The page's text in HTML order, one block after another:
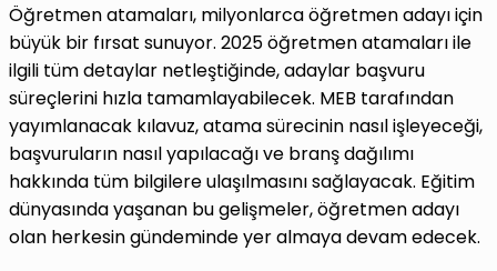
Öğretmen atamaları, milyonlarca öğretmen adayı için
büyük bir fırsat sunuyor. 2025 öğretmen atamaları ile
ilgili tüm detaylar netleştiğinde, adaylar başvuru
süreçlerini hızla tamamlayabilecek. MEB tarafından
yayımlanacak kılavuz, atama sürecinin nasıl işleyeceği,
başvuruların nasıl yapılacağı ve branş dağılımı
hakkında tüm bilgilere ulaşılmasını sağlayacak. Eğitim
dünyasında yaşanan bu gelişmeler, öğretmen adayı
olan herkesin gündeminde yer almaya devam edecek.